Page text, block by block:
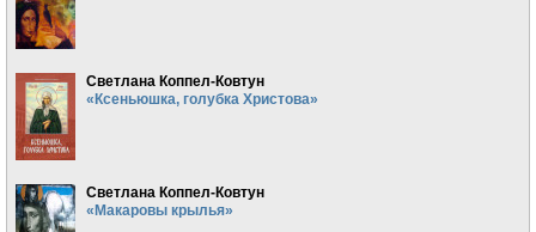
Светлана Коппел-Ковтун
«Ксеньюшка, голубка Христова»
Светлана Коппел-Ковтун
«Макаровы крылья»